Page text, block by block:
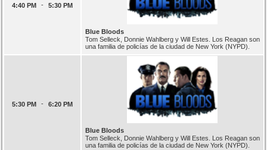
4:40 PM - 5:30 PM
Blue Bloods
Tom Selleck, Donnie Wahlberg y Will Estes. Los Reagan son
una familia de policías de la ciudad de New York (NYPD).
5:30 PM - 6:20 PM
Blue Bloods
Tom Selleck, Donnie Wahlberg y Will Estes. Los Reagan son
una familia de policías de la ciudad de New York (NYPD).